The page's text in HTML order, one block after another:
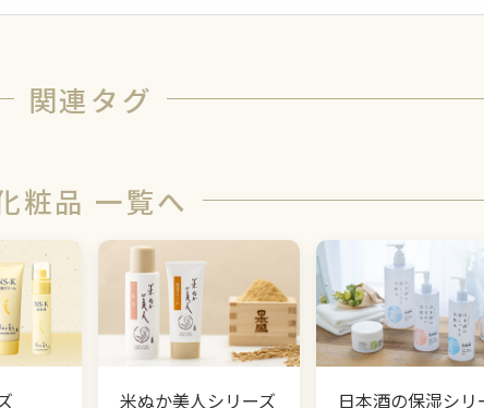
関連タグ
粧品 一覧へ
米ぬか美人シリーズ
日本酒の保湿シリ